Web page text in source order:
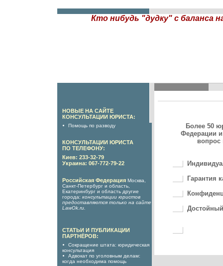
Кто нибудь "дудку" с баланса
НОВЫЕ НА САЙТЕ
КОНСУЛЬТАЦИИ ЮРИСТА:
Помощь по разводу
КОНСУЛЬТАЦИИ ЮРИСТА
ПО ТЕЛЕФОНУ:
Киев: 233-32-79
Украина: 067-772-79-22
Российская Федерация Москва,
Санкт-Петербург и область,
Екатеринбург и область другие
города: консультации юристов
предоставляются только на сайте
LawOk.ru
СТАТЬИ И ПУБЛИКАЦИИ
ПАРТНЁРОВ:
Сокращение штата: юридическая
консультация
Адвокат по уголовным делам:
когда необходима помощь
Более 50
Федерации
вопрос
Гарантия